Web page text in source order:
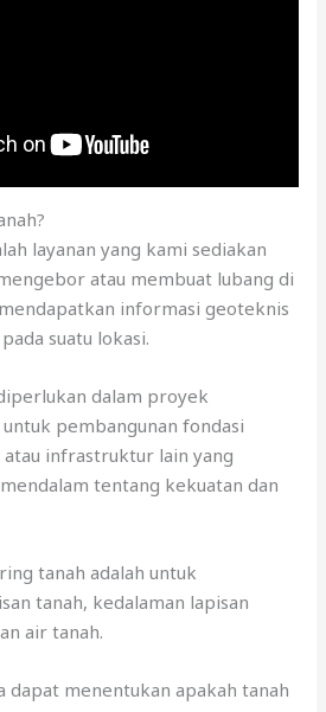
layanan yang kami sediakan
atau membuat lubang di
informasi geoteknis
suatu lokasi.
dalam proyek
pembangunan fondasi
infrastruktur lain yang
tentang kekuatan dan
tanah adalah untuk
tanah, kedalaman lapisan
air tanah.
dapat menentukan apakah tanah